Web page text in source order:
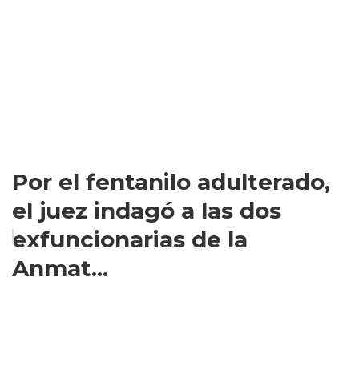
Por el fentanilo adulterado,
el juez indagó a las dos
exfuncionarias de la
Anmat...